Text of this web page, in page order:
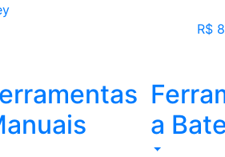
R$
a